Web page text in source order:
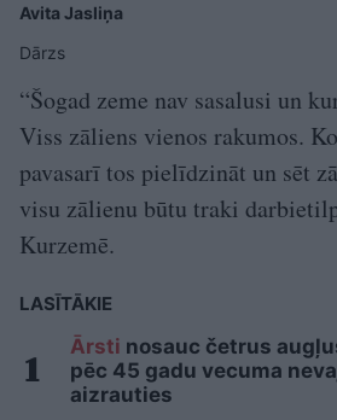
Avita Jasliņa
Dārzs
“Šogad zeme nav sasalusi un
Viss zāliens vienos rakumos.
pavasarī tos pielīdzināt un sēt
visu zālienu būtu traki
Kurzemē.
LASĪTĀKIE
Ārsti nosauc četrus
pēc 45 gadu vecuma
aizrauties